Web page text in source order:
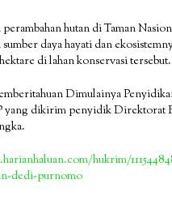
perambahan hutan di Taman
daya hayati dan
di lahan konservasi tersebut.
Dimulainya
yang dikirim penyidik Direktorat
hukrim/
dedi-purnomo